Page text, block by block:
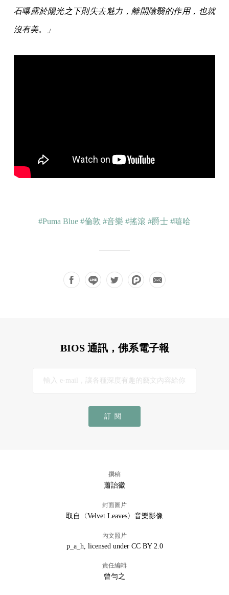
石曝露於陽光之下則失去魅力，離開陰翳的作用，也就
沒有美。」
#Puma Blue #倫敦 #音樂 #搖滾 #爵士 #嘻哈
BIOS 通訊，佛系電子報
訂閱
撰稿
蕭詒徽
封面圖片
取自〈Velvet Leaves〉音樂影像
內文照片
p_a_h, licensed under CC BY 2.0
責任編輯
曾勻之